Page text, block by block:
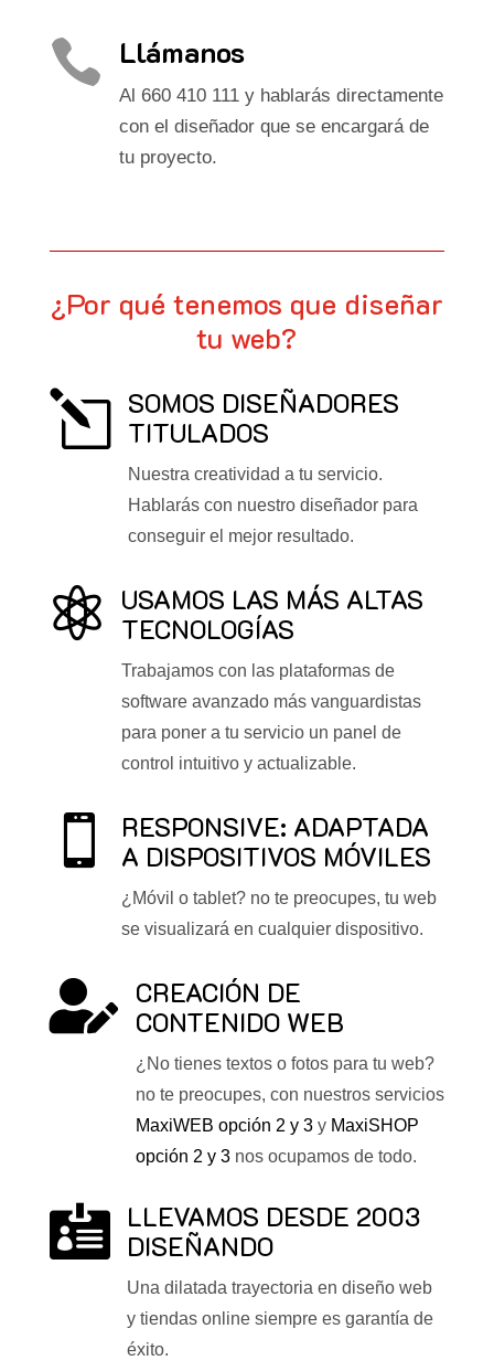
 Llámanos
Al 660 410 111 y hablarás directamente
con el diseñador que se encargará de
tu proyecto.
¿Por qué tenemos que diseñar
tu web?
l SOMOS DISEÑADORES
TITULADOS
Nuestra creatividad a tu servicio.
Hablarás con nuestro diseñador para
conseguir el mejor resultado.

USAMOS LAS MÁS ALTAS
TECNOLOGÍAS
Trabajamos con las plataformas de
software avanzado más vanguardistas
para poner a tu servicio un panel de
control intuitivo y actualizable.

RESPONSIVE: ADAPTADA
A DISPOSITIVOS MÓVILES
¿Móvil o tablet? no te preocupes, tu web
se visualizará en cualquier dispositivo.
 CREACIÓN DE
CONTENIDO WEB
¿No tienes textos o fotos para tu web?
no te preocupes, con nuestros servicios
MaxiWEB opción 2 y 3y MaxiSHOP
opción 2 y 3nos ocupamos de todo.
 LLEVAMOS DESDE 2003
DISEÑANDO
Una dilatada trayectoria en diseño web
y tiendas online siempre es garantía de
éxito.